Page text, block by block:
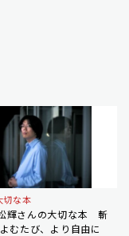
切な本
輝さんの大切な本 斬
むたび、より自由に